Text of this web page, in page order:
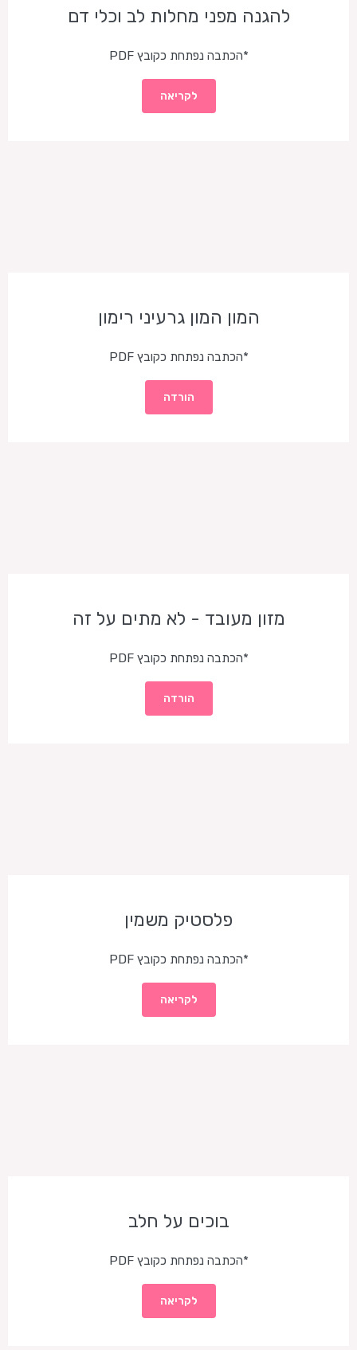
להגנה מפני מחלות לב וכלי דם
*הכתבה נפתחת כקובץ PDF
לקריאה
המון המון גרעיני רימון
*הכתבה נפתחת כקובץ PDF
הורדה
מזון מעובד - לא מתים על זה
*הכתבה נפתחת כקובץ PDF
הורדה
פלסטיק משמין
*הכתבה נפתחת כקובץ PDF
לקריאה
בוכים על חלב
*הכתבה נפתחת כקובץ PDF
לקריאה